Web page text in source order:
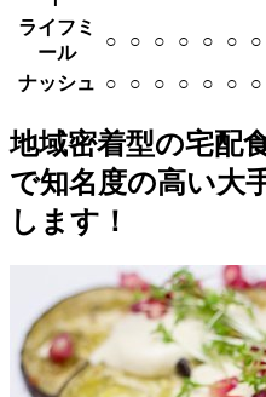
ライフミ
ール
○ ○ ○ ○ ○ ○ ○
ナッシュ ○ ○ ○ ○ ○ ○ ○
地域密着型の宅配
で知名度の高い大
します！